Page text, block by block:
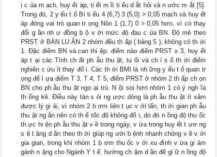
i c ủa m ạch, huy ết áp, ti ết m ồ ti ểu d ắt hôi và n ước m ắt [5].
Trong đó, 2 y ếu t ố Bí ti ểu 4 (6,7) 3 (5,0) > 0,05 mạch và huy ết
áp đóng vai trò quan tr ọng Nôn 1 (1,7) 0 > 0,05 hơn, vì có thay
đổi g ần nh ư đồng b ộ v ới mức độ đau c ủa BN. Độ mê theo
PRST ở BÀN LU ẬN 2 nhóm đều th ấp ( bảng 5 ), không có th ời
1. Đặc điểm BN và can thi ệp. điểm nào điểm PRST ≥ 3, huy ết
áp t ại các Tính ch ất ph ẫu thu ật, tu ổi và ch ỉ s ố th ời điểm
nghiên c ứu ít thay đổ i. Các th ời BMI là nh ững y ếu t ố quan tr
ọng để l ựa điểm T 3, T 4, T 5, điểm PRST ở nhóm 2 th ấp ch ọn
BN cho ph ẫu thu ật ngo ại trú. N ội soi hơn nhóm 1 có ý ngh ĩa
th ống kê. Điều này tán s ỏi ng ược dòng là ph ẫu thu ật ít xâm
được lý gi ải, vì nhóm 2 b ơm liên t ục v ới lấn, th ời gian ph ẫu
thu ật ng ắn nên có th ể tốc độ không đổ i, do đó n ồng độ thu ốc
th ực hi ện ph ẫu thu ật v ề trong ngày, v ừa trong huy ết t ươ ng
s ẽ t ăng d ần theo th ời giúp ng ười b ệnh nhanh chóng v ề v ới
gia gian, trong khi nhóm 1 b ơm thu ốc v ới xu đình v ừa gi ảm
gánh n ặng cho Ngành Y t ế. hướng ch ậm d ần để gi ữ n ồng độ